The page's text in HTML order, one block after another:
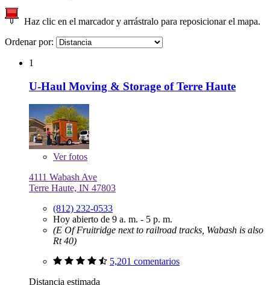
Haz clic en el marcador y arrástralo para reposicionar el mapa.
Ordenar por:
1
U-Haul Moving & Storage of Terre Haute
Verfotos
4111 Wabash Ave
Terre Haute, IN 47803
(812) 232-0533
Hoy abierto de 9 a. m. - 5 p. m.
(E Of Fruitridge next to railroad tracks, Wabash is also
Rt 40)
5,201 comentarios
Distancia estimada